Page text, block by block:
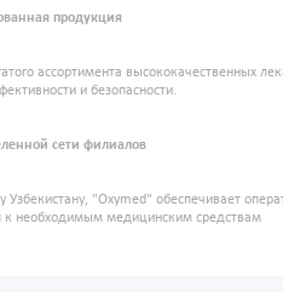
продукция
ассортимента высококачественных
и безопасности.
сети филиалов
"Oxymed" обеспечивает
к необходимым медицинским средствам